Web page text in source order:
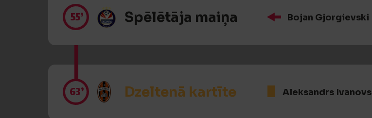
55’ Spēlētāja maiņa Bojan Gjorgievski
63’ Dzeltenā kartīte Aleksandrs Ivanovs